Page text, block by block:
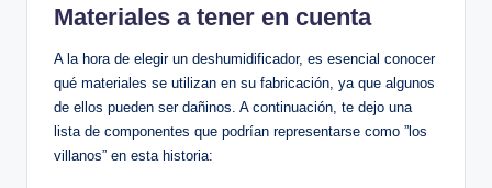
Materiales a tener en cuenta
A la hora de elegir un deshumidificador, es esencial‌ conocer
qué materiales ⁤se utilizan ‌en su fabricación, ya que algunos
de ellos pueden⁤ ser dañinos. A⁤ continuación, te dejo una
lista de componentes que podrían representarse como ‌”los⁣
villanos” en esta historia: